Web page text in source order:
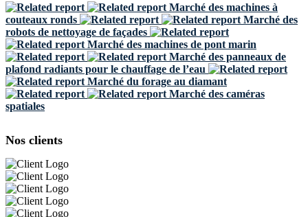
Marché des machines à
couteaux ronds
Marché des
robots de nettoyage de façades
Marché des machines de pont marin
Marché des panneaux de
plafond radiants pour le chauffage de l’eau
Marché du forage au diamant
Marché des caméras
spatiales
Nos clients